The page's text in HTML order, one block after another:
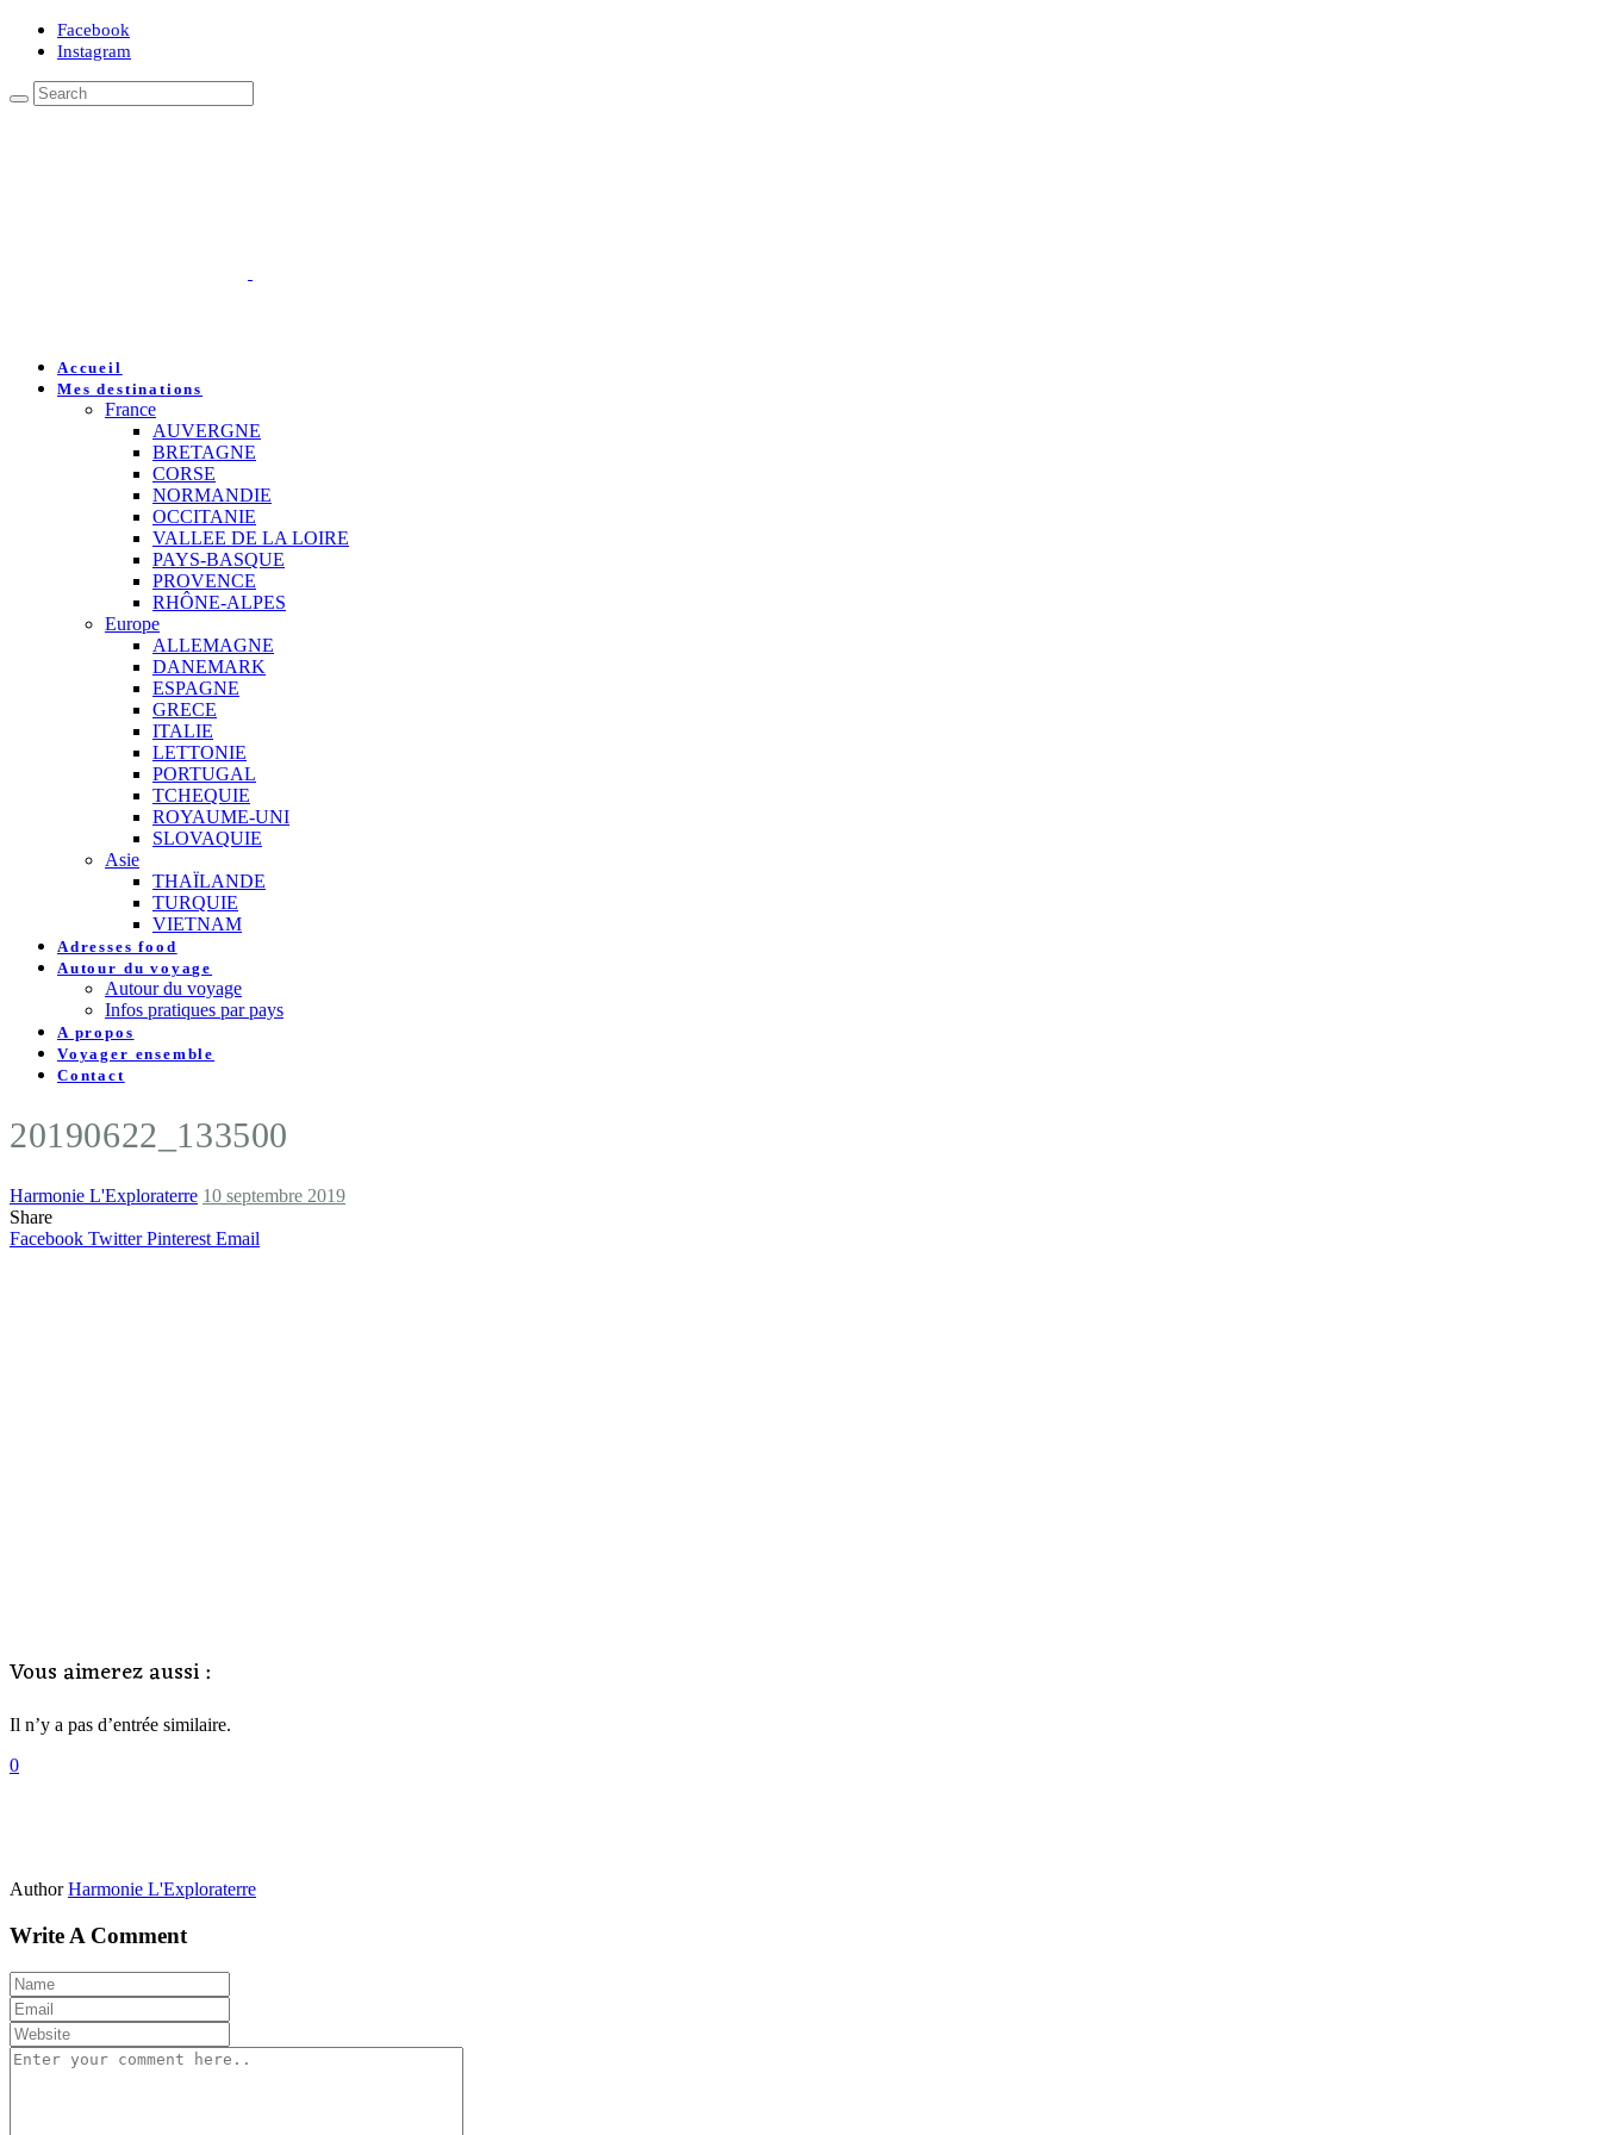
Facebook
Instagram
Accueil
Mes destinations
France
AUVERGNE
BRETAGNE
CORSE
NORMANDIE
OCCITANIE
VALLEE DE LA LOIRE
PAYS-BASQUE
PROVENCE
RHÔNE-ALPES
Europe
ALLEMAGNE
DANEMARK
ESPAGNE
GRECE
ITALIE
LETTONIE
PORTUGAL
TCHEQUIE
ROYAUME-UNI
SLOVAQUIE
Asie
THAÏLANDE
TURQUIE
VIETNAM
Adresses food
Autour du voyage
Autour du voyage
Infos pratiques par pays
A propos
Voyager ensemble
Contact
20190622_133500
Harmonie L'Exploraterre 10 septembre 2019
Share
Facebook Twitter Pinterest Email
Vous aimerez aussi :
Il n’y a pas d’entrée similaire.
0
Author Harmonie L'Exploraterre
Write A Comment